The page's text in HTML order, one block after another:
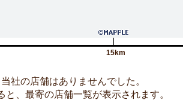
15km
社の店舗はありませんでした。
、最寄の店舗一覧が表示されます。